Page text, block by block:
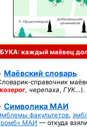
каждый маёвец
Маёвский словарь
справочник
козерог, черепаха, ГУК…).
Символика МАИ
факультетов,
МАИ — откуда